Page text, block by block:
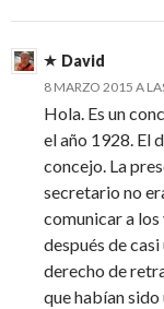
David
8 MARZO 2015 A
Hola. Es un
el año 1928. El
concejo. La
secretario no
comunicar a
después de
derecho de
que habían